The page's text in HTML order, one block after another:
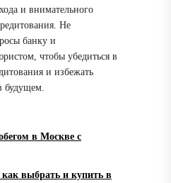
и внимательного
Не
банку и
чтобы убедиться в
и избежать
будущем.
в Москве с
выбрать и купить в